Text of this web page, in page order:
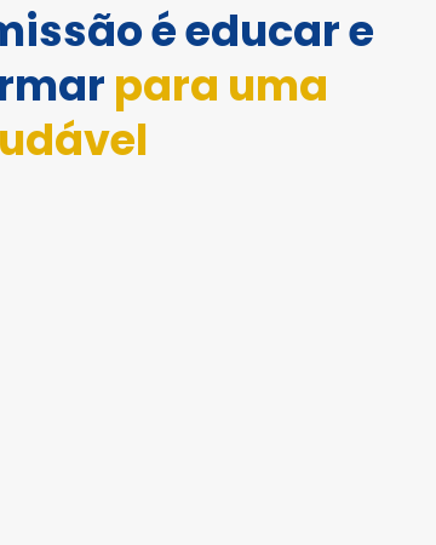
é educar e
para uma